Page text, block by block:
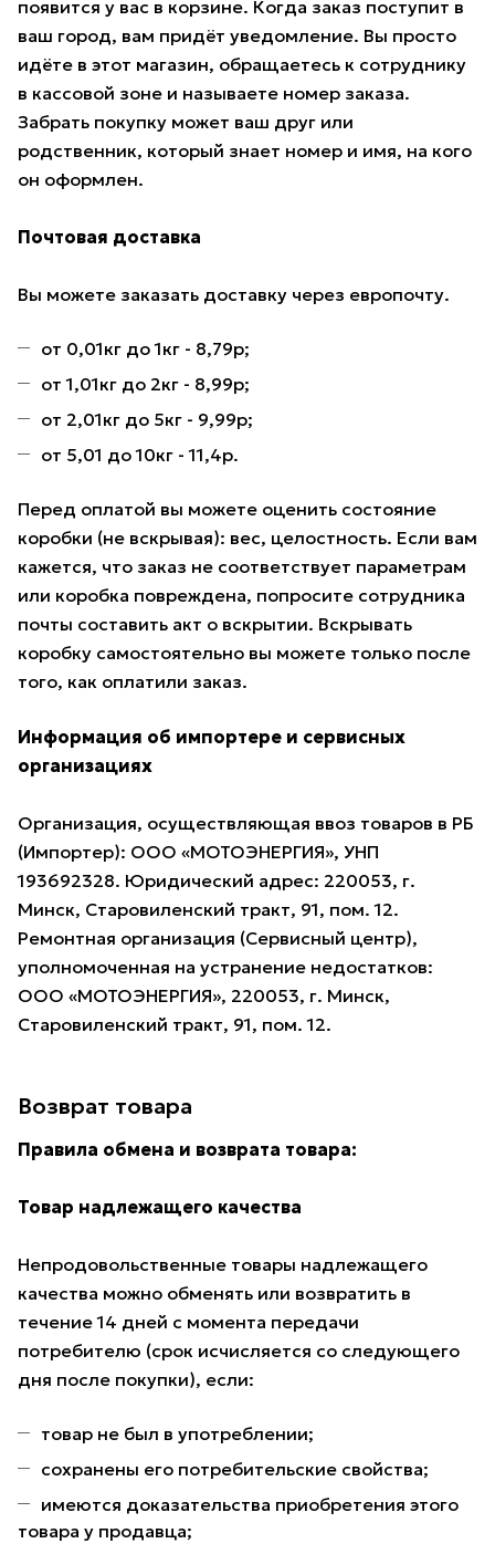
появится у вас в корзине. Когда заказ поступит в
ваш город, вам придёт уведомление. Вы просто
идёте в этот магазин, обращаетесь к сотруднику
в кассовой зоне и называете номер заказа.
Забрать покупку может ваш друг или
родственник, который знает номер и имя, на кого
он оформлен.
Почтовая доставка
Вы можете заказать доставку через европочту.
от 0,01кг до 1кг - 8,79р;
от 1,01кг до 2кг - 8,99р;
от 2,01кг до 5кг - 9,99р;
от 5,01 до 10кг - 11,4р.
Перед оплатой вы можете оценить состояние
коробки (не вскрывая): вес, целостность. Если вам
кажется, что заказ не соответствует параметрам
или коробка повреждена, попросите сотрудника
почты составить акт о вскрытии. Вскрывать
коробку самостоятельно вы можете только после
того, как оплатили заказ.
Информация об импортере и сервисных
организациях
Организация, осуществляющая ввоз товаров в РБ
(Импортер): ООО «МОТОЭНЕРГИЯ», УНП
193692328. Юридический адрес: 220053, г.
Минск, Старовиленский тракт, 91, пом. 12.
Ремонтная организация (Сервисный центр),
уполномоченная на устранение недостатков:
ООО «МОТОЭНЕРГИЯ», 220053, г. Минск,
Старовиленский тракт, 91, пом. 12.
Возврат товара
Правила обмена и возврата товара:
Товар надлежащего качества
Непродовольственные товары надлежащего
качества можно обменять или возвратить в
течение 14 дней с момента передачи
потребителю (срок исчисляется со следующего
дня после покупки), если:
товар не был в употреблении;
сохранены его потребительские свойства;
имеются доказательства приобретения этого
товара у продавца;